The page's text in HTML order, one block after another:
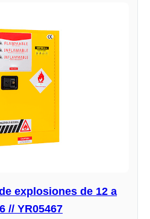
explosiones de 12 a
// YR05467